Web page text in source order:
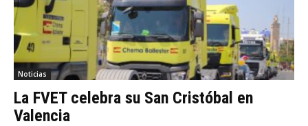
Noticias
La FVET celebra su San Cristóbal en
Valencia